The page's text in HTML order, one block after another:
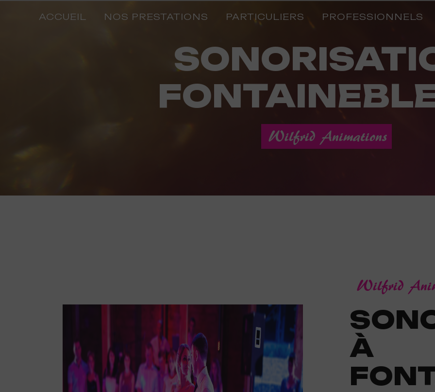
ACCUEIL NOS PRESTATIONS PARTICULIERS PROFESSIONNELS
SONORISATION
Wilfrid Animations
Wilfrid
SONORISATION
À